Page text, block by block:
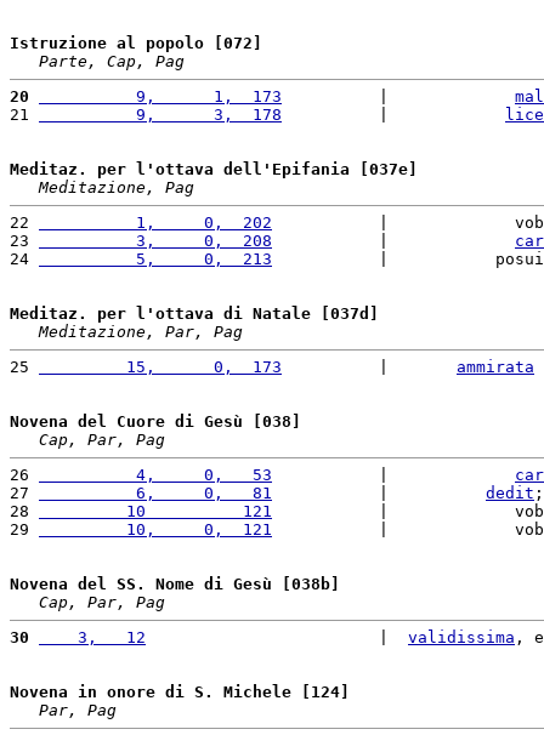
Istruzione al popolo [072]
Parte, Cap, Pag
20
          9,      1,  173
21
          9,      3,  178
Meditaz. per l'ottava dell'Epifania [037e]
Meditazione, Pag
22
          1,     0,  202
|
23
          3,     0,  208
24
          5,     0,  213
|
Meditaz. per l'ottava di Natale [037d]
Meditazione, Par, Pag
25
         15,      0,  173
ammirata
Novena del Cuore di Gesù [038]
Cap, Par, Pag
26
          4,     0,   53
27
          6,     0,   81
dedit
28
         10          121
|
29
         10,     0,  121
|
Novena del SS. Nome di Gesù [038b]
Cap, Par, Pag
30
    3,   12
validissima ,
Novena in onore di S. Michele [124]
Par, Pag